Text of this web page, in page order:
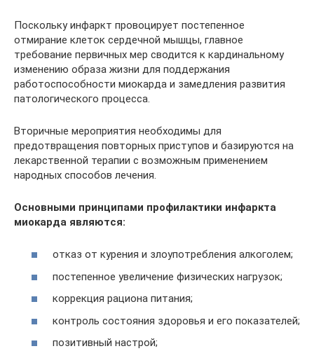
Поскольку инфаркт провоцирует постепенное
отмирание клеток сердечной мышцы, главное
требование первичных мер сводится к кардинальному
изменению образа жизни для поддержания
работоспособности миокарда и замедления развития
патологического процесса.
Вторичные мероприятия необходимы для
предотвращения повторных приступов и базируются на
лекарственной терапии с возможным применением
народных способов лечения.
Основными принципами профилактики инфаркта
миокарда являются:
отказ от курения и злоупотребления алкоголем;
постепенное увеличение физических нагрузок;
коррекция рациона питания;
контроль состояния здоровья и его показателей;
позитивный настрой;